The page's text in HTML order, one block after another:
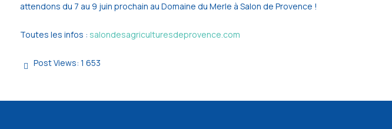
attendons du 7 au 9 juin prochain au Domaine du Merle à Salon de Provence !
Toutes les infos : salondesagriculturesdeprovence.com
Post Views: 1 653